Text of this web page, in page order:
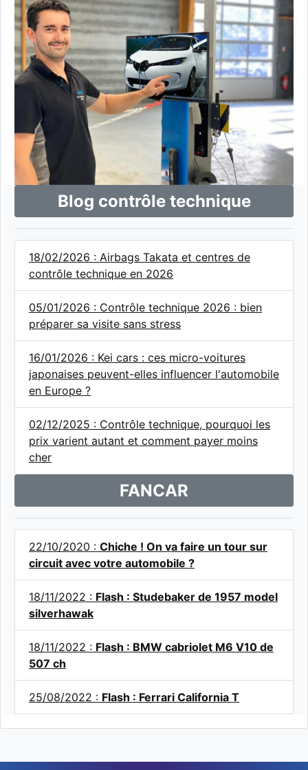
Blog contrôle technique
18/02/2026 : Airbags Takata et centres de
contrôle technique en 2026
05/01/2026 : Contrôle technique 2026 : bien
préparer sa visite sans stress
16/01/2026 : Kei cars : ces micro-voitures
japonaises peuvent-elles influencer l'automobile
en Europe ?
02/12/2025 : Contrôle technique, pourquoi les
prix varient autant et comment payer moins
cher
FANCAR
22/10/2020 : Chiche ! On va faire un tour sur
circuit avec votre automobile ?
18/11/2022 : Flash : Studebaker de 1957 model
silverhawak
18/11/2022 : Flash : BMW cabriolet M6 V10 de
507 ch
25/08/2022 : Flash : Ferrari California T